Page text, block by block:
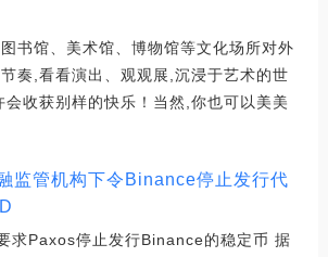
书馆、美术馆、博物馆等文化场所对外
奏,看看演出、观观展,沉浸于艺术的世
收获别样的快乐！当然,你也可以美美
监管机构下令Binance停止发行代
求Paxos停止发行Binance的稳定币 据